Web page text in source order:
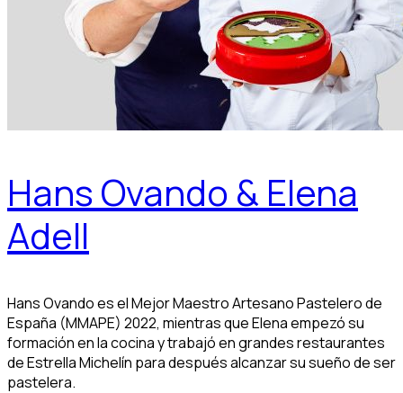
Hans Ovando & Elena
Adell
Hans Ovando es el Mejor Maestro Artesano Pastelero de
España (MMAPE) 2022, mientras que Elena empezó su
formación en la cocina y trabajó en grandes restaurantes
de Estrella Michelín para después alcanzar su sueño de ser
pastelera.